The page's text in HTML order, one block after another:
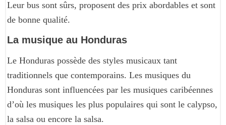
Leur bus sont sûrs, proposent des prix abordables et sont
de bonne qualité.
La musique au Honduras
Le Honduras possède des styles musicaux tant
traditionnels que contemporains. Les musiques du
Honduras sont influencées par les musiques caribéennes
d’où les musiques les plus populaires qui sont le calypso,
la salsa ou encore la salsa.